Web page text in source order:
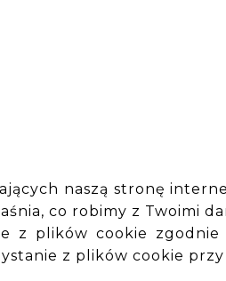
naszą stronę
co robimy z Twoimi
z plików cookie
z plików cookie